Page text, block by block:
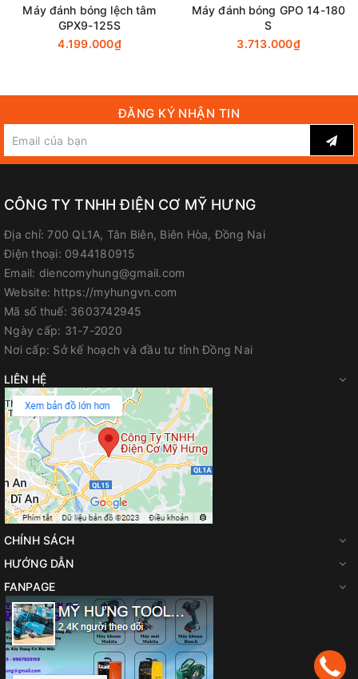
Hotline / Zalo: 0944 180 915
Facebook.com/diencomyhung
Gmail:makitadongnai@gmail.com
Máy đánh bóng lệch tâm
GPX9-125S
4.199.000₫
Máy đánh bóng GPO 14-180
S
3.713.000₫
ĐĂNG KÝ NHẬN TIN
CÔNG TY TNHH ĐIỆN CƠ MỸ HƯNG
Địa chỉ: 700 QL1A, Tân Biên, Biên Hòa, Đồng Nai
Điện thoại: 0944180915
Email: diencomyhung@gmail.com
Website: https://myhungvn.com
Mã số thuế: 3603742945
Ngày cấp: 31-7-2020
Nơi cấp: Sở kế hoạch và đầu tư tỉnh Đồng Nai
LIÊN HỆ
CHÍNH SÁCH
HƯỚNG DẪN
FANPAGE